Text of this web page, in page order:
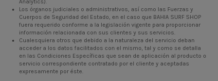
Analytics).
Los órganos judiciales o administrativos, así como las Fuerzas y
Cuerpos de Seguridad del Estado, en el caso que BAHIA SURF SHOP
fuera requerido conforme a la legislación vigente para proporcionar
información relacionada con sus clientes y sus servicios.
Cualesquiera otros que debido a la naturaleza del servicio deban
acceder a los datos facilitados con el mismo, tal y como se detalla
en las Condiciones Específicas que sean de aplicación al producto o
servicio correspondiente contratado por el cliente y aceptadas
expresamente por éste.